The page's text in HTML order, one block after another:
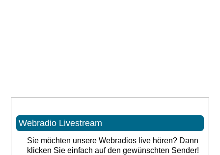
Webradio Livestream
Sie möchten unsere Webradios live hören? Dann
klicken Sie einfach auf den gewünschten Sender!